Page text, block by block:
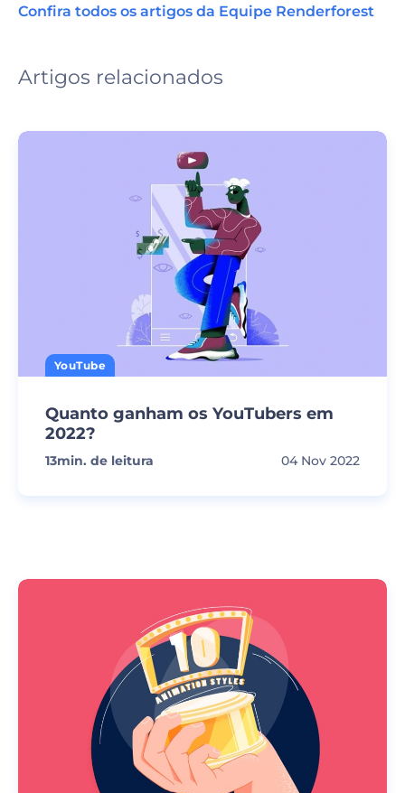
Confira todos os artigos da Equipe Renderforest
Artigos relacionados
YouTube
Quanto ganham os YouTubers em
2022?
13min. de leitura 04 Nov 2022